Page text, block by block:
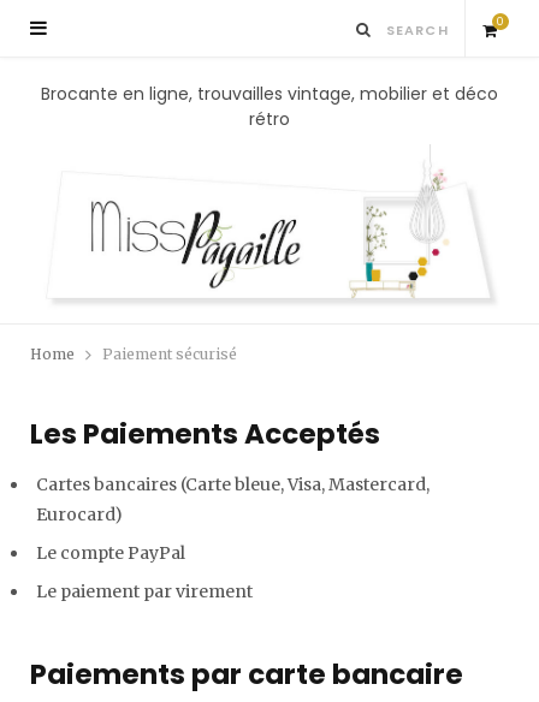
0
S
p
Brocante en ligne, trouvailles vintage, mobilier et déco
rétro
Home Paiement sécurisé
Les Paiements Acceptés
Cartes bancaires (Carte bleue, Visa, Mastercard,
Eurocard)
Le compte PayPal
Le paiement par virement
Paiements par carte bancaire